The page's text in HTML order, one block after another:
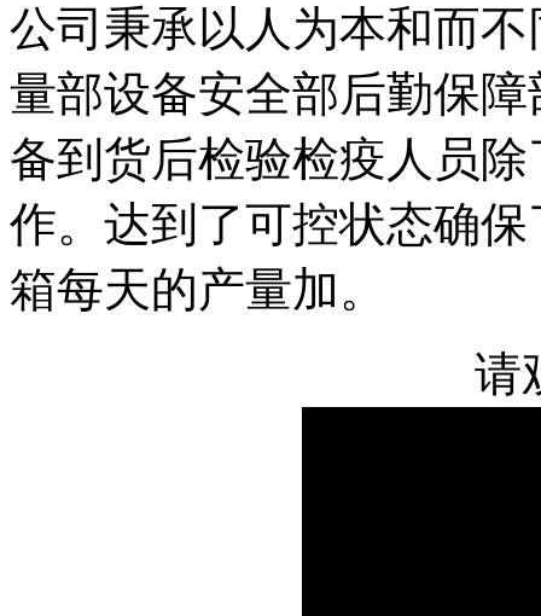
公司秉承以人为本和而
量部设备安全部后勤保
备到货后检验检疫人员
作。达到了可控状态确
箱每天的产量加。
请